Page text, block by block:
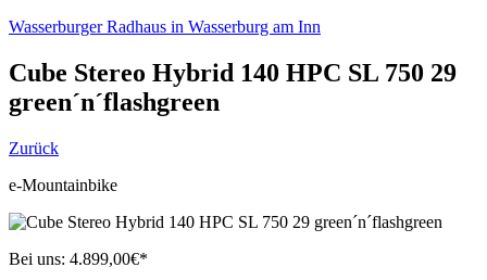
Wasserburger Radhaus in Wasserburg am Inn
Cube Stereo Hybrid 140 HPC SL 750 29
green´n´flashgreen
Zurück
e-Mountainbike
Bei uns: 4.899,00€*